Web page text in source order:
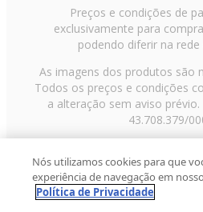
Preços e condições de
exclusivamente para
podendo diferir na
As imagens dos produtos são
Todos os preços e condições
a alteração sem aviso prévio.
43.708.379/
Paulo/SP, CEP 02029-001,
2013 Fast Shop - Todos os
Nós utilizamos cookies para que
experiência de navegação em
Política de Privacidade